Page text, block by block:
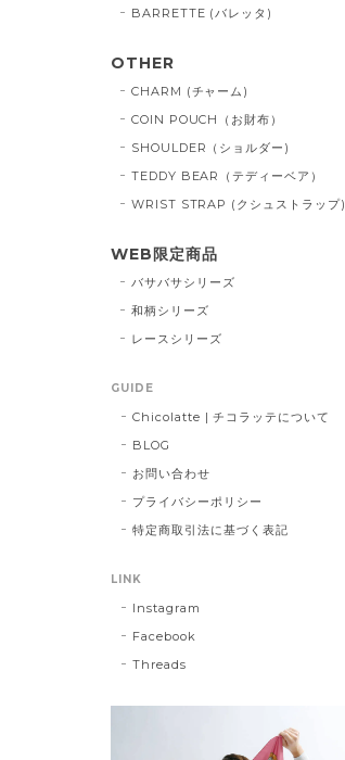
BARRETTE (バレッタ)
OTHER
CHARM (チャーム)
COIN POUCH（お財布）
SHOULDER（ショルダー)
TEDDY BEAR（テディーベア）
WRIST STRAP (クシュストラップ)
WEB限定商品
バサバサシリーズ
和柄シリーズ
レースシリーズ
GUIDE
Chicolatte | チコラッテについて
BLOG
お問い合わせ
プライバシーポリシー
特定商取引法に基づく表記
LINK
Instagram
Facebook
Threads